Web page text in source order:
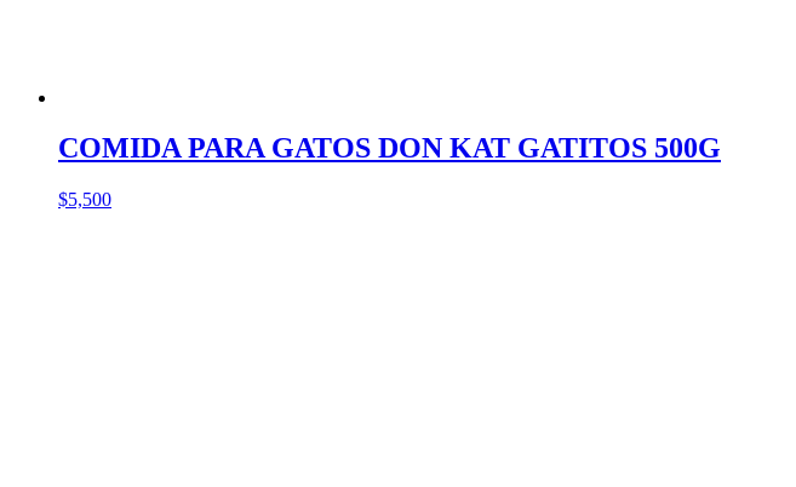
COMIDA PARA GATOS DON KAT GATITOS 500G
$5,500